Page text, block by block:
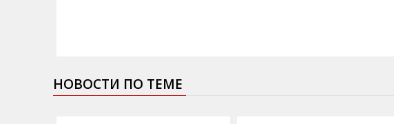
НОВОСТИ ПО ТЕМЕ